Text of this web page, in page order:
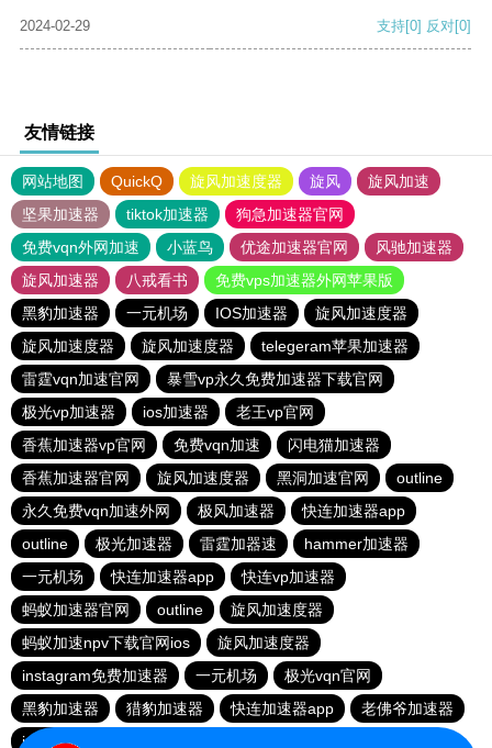
2024-02-29 支持[0] 反对[0]
友情链接
网站地图 QuickQ 旋风加速度器 旋风
旋风加速
坚果加速器
tiktok加速器
狗急加速器官网
免费vqn外网加速
小蓝鸟 优途加速器官网
风驰加速器
旋风加速器
八戒看书
免费vps加速器外网苹果版
黑豹加速器
一元机场 IOS加速器
旋风加速度器
旋风加速度器
旋风加速度器
telegeram苹果加速器
雷霆vqn加速官网
暴雪vp永久免费加速器下载官网
极光vp加速器
ios加速器
老王vp官网
香蕉加速器vp官网
免费vqn加速
闪电猫加速器
香蕉加速器官网
旋风加速度器 黑洞加速官网
outline
永久免费vqn加速外网
极风加速器
快连加速器app
outline
极光加速器 雷霆加器速
hammer加速器
一元机场
快连加速器app
快连vp加速器
蚂蚁加速器官网
outline
旋风加速度器
蚂蚁加速npv下载官网ios
旋风加速度器
instagram免费加速器
一元机场
极光vqn官网
黑豹加速器
猎豹加速器 快连加速器app
老佛爷加速器
ios加速器